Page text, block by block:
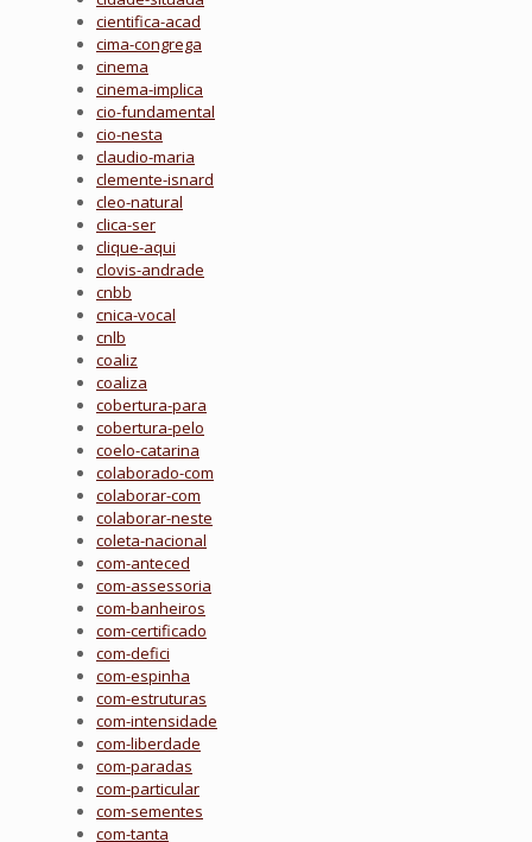
cientifica-acad
cima-congrega
cinema
cinema-implica
cio-fundamental
cio-nesta
claudio-maria
clemente-isnard
cleo-natural
clica-ser
clique-aqui
clovis-andrade
cnbb
cnica-vocal
cnlb
coaliz
coaliza
cobertura-para
cobertura-pelo
coelo-catarina
colaborado-com
colaborar-com
colaborar-neste
coleta-nacional
com-anteced
com-assessoria
com-banheiros
com-certificado
com-defici
com-espinha
com-estruturas
com-intensidade
com-liberdade
com-paradas
com-particular
com-sementes
com-tanta